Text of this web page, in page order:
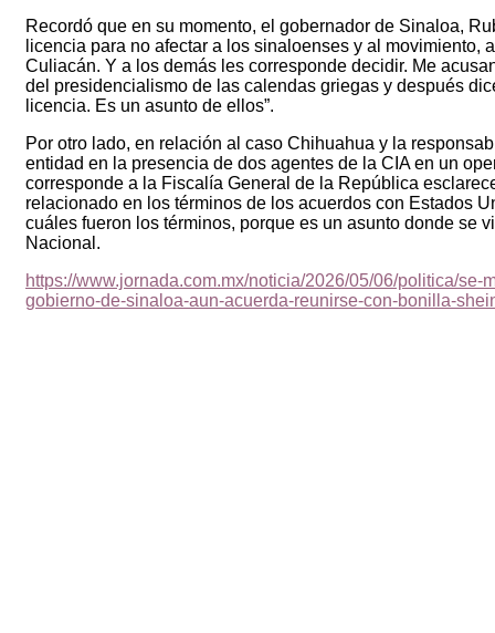
Recordó que en su momento, el gobernador de Sinaloa,
licencia para no afectar a los sinaloenses y al movimiento,
Culiacán. Y a los demás les corresponde decidir. Me
del presidencialismo de las calendas griegas y después
licencia. Es un asunto de ellos”.
Por otro lado, en relación al caso Chihuahua y la
entidad en la presencia de dos agentes de la CIA en un
corresponde a la Fiscalía General de la República
relacionado en los términos de los acuerdos con Estados
cuáles fueron los términos, porque es un asunto donde se
Nacional.
https://www.jornada.com.mx/noticia/2026/05/06/politica/se-
gobierno-de-sinaloa-aun-acuerda-reunirse-con-bonilla-